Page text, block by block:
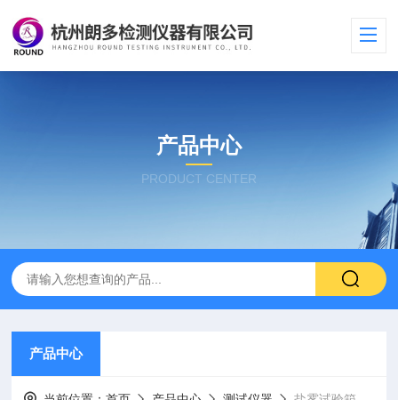
产品中心
PRODUCT CENTER
产品中心